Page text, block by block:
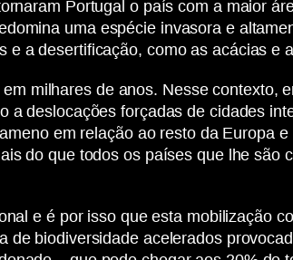
Portugal o país com a maior
uma espécie invasora e
a desertificação, como as acácias e
milhares de anos. Nesse contexto,
deslocações forçadas de cidades
em relação ao resto da Europa
do que todos os países que lhe são
e é por isso que esta mobilização
biodiversidade acelerados